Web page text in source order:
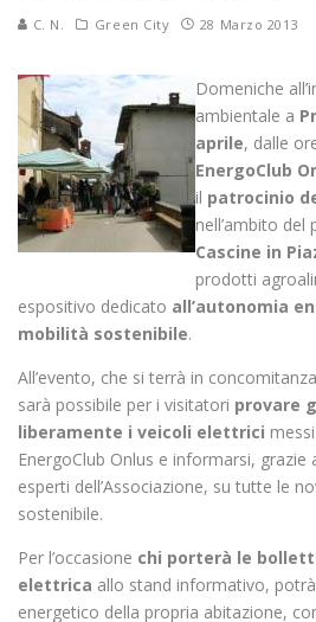
C. N. Green City 28 Marzo 2013
Domeniche
ambientale a
aprile, dalle
EnergoClub
il patrocinio
nell’ambito del
Cascine in
prodotti
espositivo dedicato all’autonomia
mobilità sostenibile.
All’evento, che si terrà in
sarà possibile per i visitatori provare
liberamente i veicoli elettrici
EnergoClub Onlus e informarsi, grazie
esperti dell’Associazione, su tutte le
sostenibile.
Per l’occasione chi porterà le
elettrica allo stand informativo,
energetico della propria abitazione,